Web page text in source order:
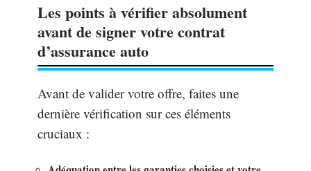
Les points à vérifier absolument
avant de signer votre contrat
d’assurance auto
Avant de valider votre offre, faites une
dernière vérification sur ces éléments
cruciaux :